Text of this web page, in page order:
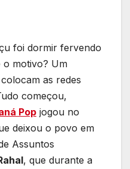
foi dormir fervendo
o motivo? Um
as redes
começou,
Pop jogou no
deixou o povo em
Assuntos
, que durante a